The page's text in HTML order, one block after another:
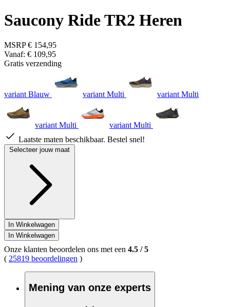
Saucony Ride TR2 Heren
MSRP € 154,95
Vanaf: € 109,95
Gratis verzending
variant Blauw variant Multi variant Multi
variant Multi
variant Multi
Laatste maten beschikbaar. Bestel snel!
Selecteer jouw maat
In Winkelwagen
In Winkelwagen
Onze klanten beoordelen ons met een 4.5 /5
( 25819 beoordelingen )
Mening van onze experts